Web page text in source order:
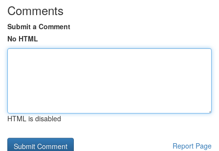
Comments
Submit a Comment
No HTML
HTML is disabled
Report Page